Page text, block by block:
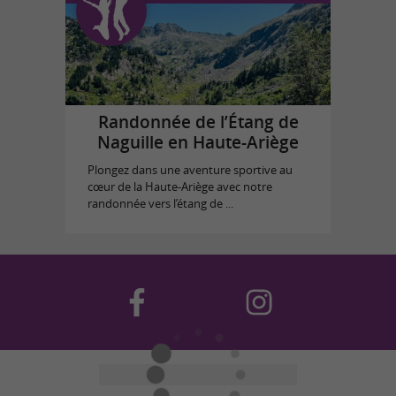
Randonnée de l’Étang de
Naguille en Haute-Ariège
Plongez dans une aventure sportive au
cœur de la Haute-Ariège avec notre
randonnée vers l’étang de ...